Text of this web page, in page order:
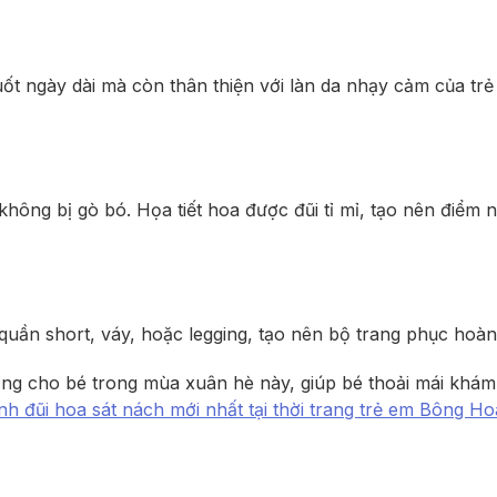
ngày dài mà còn thân thiện với làn da nhạy cảm của
bị gò bó. Họa tiết hoa được đũi tỉ mỉ, tạo nên điểm
short, váy, hoặc legging, tạo nên bộ trang phục
cho bé trong mùa xuân hè này, giúp bé thoải mái
đũi hoa sát nách mới nhất tại thời trang trẻ em Bông